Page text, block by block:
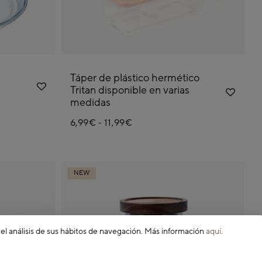
Táper de plástico hermético
Tritan disponible en varias
medidas
6,99€ - 11,99€
NEW
de sus hábitos de navegación. Más información aquí.